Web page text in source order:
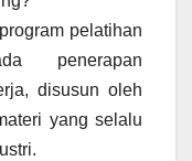
pelatihan
penerapan
disusun oleh
yang selalu